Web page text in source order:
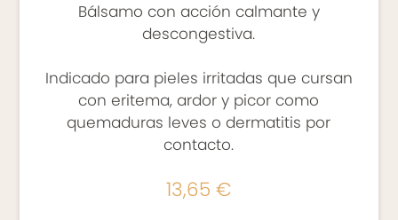
Bálsamo con acción calmante y
descongestiva.
Indicado para pieles irritadas que cursan
con eritema, ardor y picor como
quemaduras leves o dermatitis por
contacto.
13,65 €